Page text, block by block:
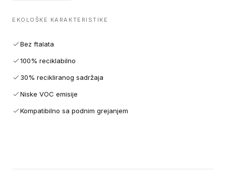
EKOLOŠKE KARAKTERISTIKE
Bez ftalata
100% reciklabilno
30% recikliranog sadržaja
Niske VOC emisije
Kompatibilno sa podnim grejanjem